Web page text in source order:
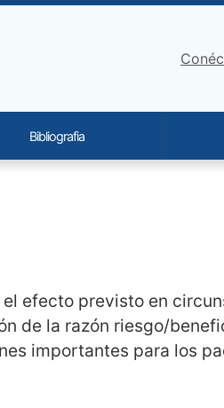
efecto previsto en
de la razón riesgo/
importantes para los
Bibliografia